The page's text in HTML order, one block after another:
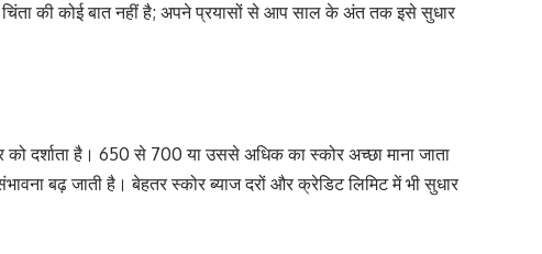
चिंता की कोई बात नहीं है; अपने प्रयासों से आप साल के अंत तक इसे सुधार
दर्शाता है। 650 से 700 या उससे अधिक का स्कोर अच्छा माना जाता
बढ़ जाती है। बेहतर स्कोर ब्याज दरों और क्रेडिट लिमिट में भी सुधार